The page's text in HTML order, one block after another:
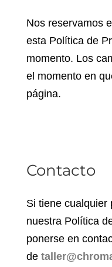
Nos reservamos
esta Política de
momento. Los
el momento en
página.
Contacto
Si tiene cualquier
nuestra Política
ponerse en
de